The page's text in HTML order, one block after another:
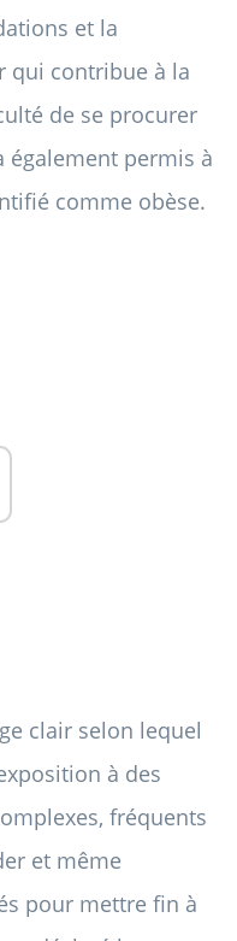
et la
qui contribue à la
de se procurer
également permis à
comme obèse.
clair selon lequel
à des
fréquents
et même
pour mettre fin à